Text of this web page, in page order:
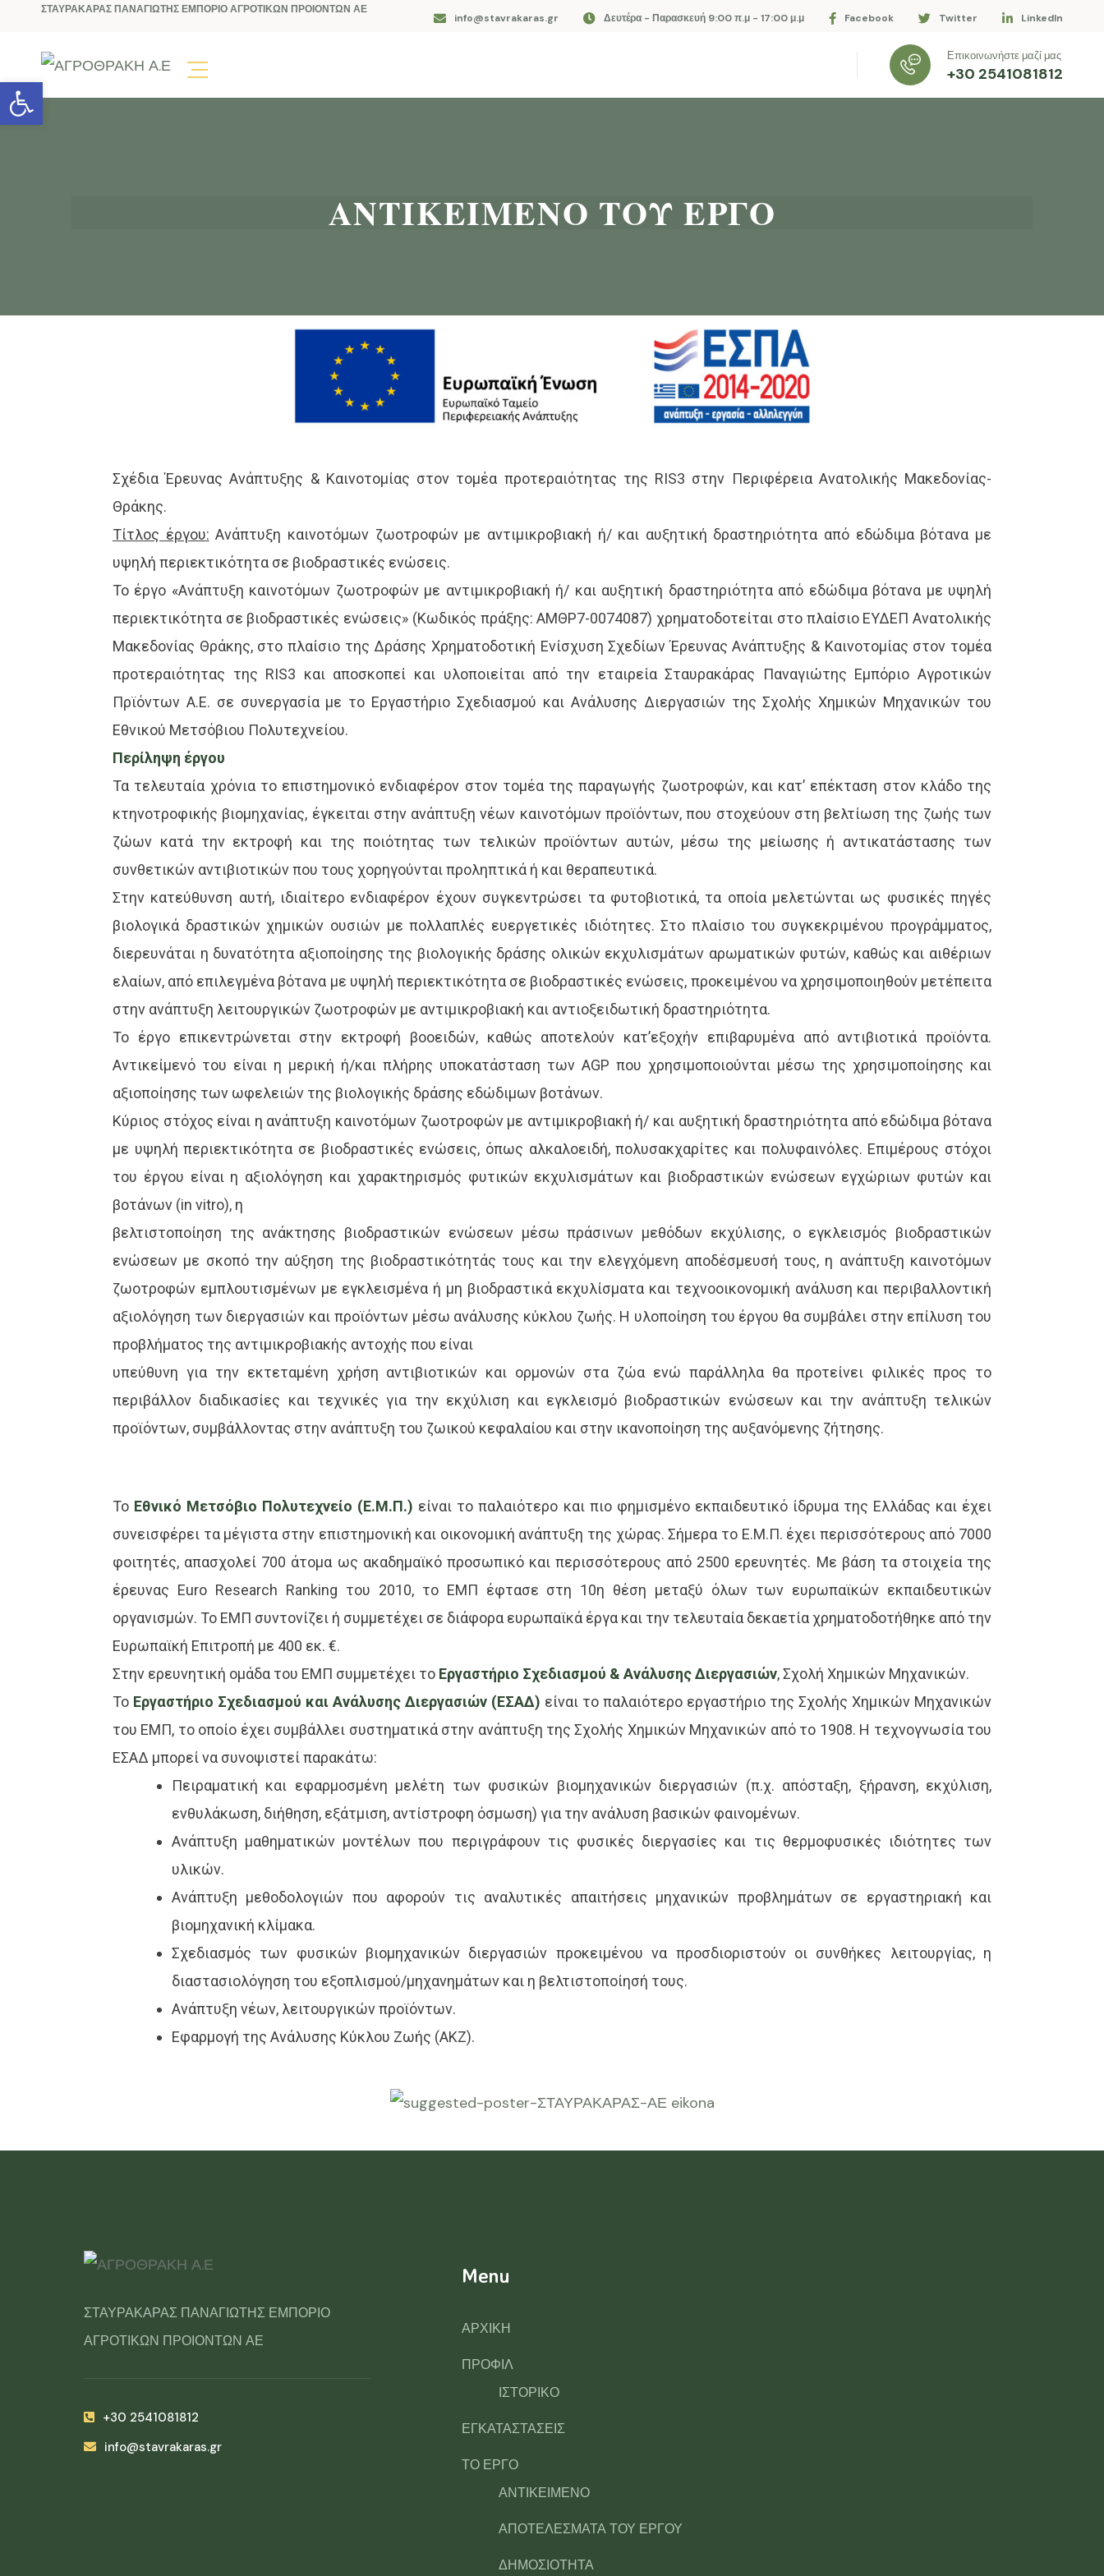
Open toolbar
ΣΤΑΥΡΑΚΑΡΑΣ ΠΑΝΑΓΙΩΤΗΣ ΕΜΠΟΡΙΟ ΑΓΡΟΤΙΚΩΝ ΠΡΟΙΟΝΤΩΝ ΑΕ
info@stavrakaras.gr Δευτέρα - Παρασκευή 9:00 π.μ - 17:00 μ.μ Facebook Twitter LinkedIn
Επικοινωνήστε μαζί μας
+30 2541081812
ΑΝΤΙΚΕΙΜΕΝΟ ΤΟΥ ΕΡΓΟ
Σχέδια Έρευνας Ανάπτυξης & Καινοτομίας στον τομέα προτεραιότητας της RIS3 στην Περιφέρεια Ανατολικής Μακεδονίας-
Θράκης.
Τίτλος έργου: Ανάπτυξη καινοτόμων ζωοτροφών με αντιμικροβιακή ή/ και αυξητική δραστηριότητα από εδώδιμα βότανα με
υψηλή περιεκτικότητα σε βιοδραστικές ενώσεις.
Το έργο «Ανάπτυξη καινοτόμων ζωοτροφών με αντιμικροβιακή ή/ και αυξητική δραστηριότητα από εδώδιμα βότανα με υψηλή
περιεκτικότητα σε βιοδραστικές ενώσεις» (Κωδικός πράξης: ΑΜΘΡ7-0074087) χρηματοδοτείται στο πλαίσιο ΕΥΔΕΠ Ανατολικής
Μακεδονίας Θράκης, στο πλαίσιο της Δράσης Χρηματοδοτική Ενίσχυση Σχεδίων Έρευνας Ανάπτυξης & Καινοτομίας στον τομέα
προτεραιότητας της RIS3 και αποσκοπεί και υλοποιείται από την εταιρεία Σταυρακάρας Παναγιώτης Εμπόριο Αγροτικών
Πρϊόντων Α.Ε. σε συνεργασία με το Εργαστήριο Σχεδιασμού και Ανάλυσης Διεργασιών της Σχολής Χημικών Μηχανικών του
Εθνικού Μετσόβιου Πολυτεχνείου.
Περίληψη έργου
Τα τελευταία χρόνια το επιστημονικό ενδιαφέρον στον τομέα της παραγωγής ζωοτροφών, και κατ’ επέκταση στον κλάδο της
κτηνοτροφικής βιομηχανίας, έγκειται στην ανάπτυξη νέων καινοτόμων προϊόντων, που στοχεύουν στη βελτίωση της ζωής των
ζώων κατά την εκτροφή και της ποιότητας των τελικών προϊόντων αυτών, μέσω της μείωσης ή αντικατάστασης των
συνθετικών αντιβιοτικών που τους χορηγούνται προληπτικά ή και θεραπευτικά.
Στην κατεύθυνση αυτή, ιδιαίτερο ενδιαφέρον έχουν συγκεντρώσει τα φυτοβιοτικά, τα οποία μελετώνται ως φυσικές πηγές
βιολογικά δραστικών χημικών ουσιών με πολλαπλές ευεργετικές ιδιότητες. Στο πλαίσιο του συγκεκριμένου προγράμματος,
διερευνάται η δυνατότητα αξιοποίησης της βιολογικής δράσης ολικών εκχυλισμάτων αρωματικών φυτών, καθώς και αιθέριων
ελαίων, από επιλεγμένα βότανα με υψηλή περιεκτικότητα σε βιοδραστικές ενώσεις, προκειμένου να χρησιμοποιηθούν μετέπειτα
στην ανάπτυξη λειτουργικών ζωοτροφών με αντιμικροβιακή και αντιοξειδωτική δραστηριότητα.
Το έργο επικεντρώνεται στην εκτροφή βοοειδών, καθώς αποτελούν κατ’εξοχήν επιβαρυμένα από αντιβιοτικά προϊόντα.
Αντικείμενό του είναι η μερική ή/και πλήρης υποκατάσταση των AGP που χρησιμοποιούνται μέσω της χρησιμοποίησης και
αξιοποίησης των ωφελειών της βιολογικής δράσης εδώδιμων βοτάνων.
Κύριος στόχος είναι η ανάπτυξη καινοτόμων ζωοτροφών με αντιμικροβιακή ή/ και αυξητική δραστηριότητα από εδώδιμα βότανα
με υψηλή περιεκτικότητα σε βιοδραστικές ενώσεις, όπως αλκαλοειδή, πολυσακχαρίτες και πολυφαινόλες. Επιμέρους στόχοι
του έργου είναι η αξιολόγηση και χαρακτηρισμός φυτικών εκχυλισμάτων και βιοδραστικών ενώσεων εγχώριων φυτών και
βοτάνων (in vitro), η
βελτιστοποίηση της ανάκτησης βιοδραστικών ενώσεων μέσω πράσινων μεθόδων εκχύλισης, ο εγκλεισμός βιοδραστικών
ενώσεων με σκοπό την αύξηση της βιοδραστικότητάς τους και την ελεγχόμενη αποδέσμευσή τους, η ανάπτυξη καινοτόμων
ζωοτροφών εμπλουτισμένων με εγκλεισμένα ή μη βιοδραστικά εκχυλίσματα και τεχνοοικονομική ανάλυση και περιβαλλοντική
αξιολόγηση των διεργασιών και προϊόντων μέσω ανάλυσης κύκλου ζωής. Η υλοποίηση του έργου θα συμβάλει στην επίλυση του
προβλήματος της αντιμικροβιακής αντοχής που είναι
υπεύθυνη για την εκτεταμένη χρήση αντιβιοτικών και ορμονών στα ζώα ενώ παράλληλα θα προτείνει φιλικές προς το
περιβάλλον διαδικασίες και τεχνικές για την εκχύλιση και εγκλεισμό βιοδραστικών ενώσεων και την ανάπτυξη τελικών
προϊόντων, συμβάλλοντας στην ανάπτυξη του ζωικού κεφαλαίου και στην ικανοποίηση της αυξανόμενης ζήτησης.
Το Εθνικό Μετσόβιο Πολυτεχνείο (Ε.Μ.Π.) είναι το παλαιότερο και πιο φημισμένο εκπαιδευτικό ίδρυμα της Ελλάδας και έχει
συνεισφέρει τα μέγιστα στην επιστημονική και οικονομική ανάπτυξη της χώρας. Σήμερα το Ε.Μ.Π. έχει περισσότερους από 7000
φοιτητές, απασχολεί 700 άτομα ως ακαδημαϊκό προσωπικό και περισσότερους από 2500 ερευνητές. Με βάση τα στοιχεία της
έρευνας Euro Research Ranking του 2010, το ΕΜΠ έφτασε στη 10η θέση μεταξύ όλων των ευρωπαϊκών εκπαιδευτικών
οργανισμών. Το ΕΜΠ συντονίζει ή συμμετέχει σε διάφορα ευρωπαϊκά έργα και την τελευταία δεκαετία χρηματοδοτήθηκε από την
Ευρωπαϊκή Επιτροπή με 400 εκ. €.
Στην ερευνητική ομάδα του ΕΜΠ συμμετέχει το Εργαστήριο Σχεδιασμού & Ανάλυσης Διεργασιών, Σχολή Χημικών Μηχανικών.
Το Εργαστήριο Σχεδιασμού και Ανάλυσης Διεργασιών (ΕΣΑΔ) είναι το παλαιότερο εργαστήριο της Σχολής Χημικών Μηχανικών
του ΕΜΠ, το οποίο έχει συμβάλλει συστηματικά στην ανάπτυξη της Σχολής Χημικών Μηχανικών από το 1908. Η τεχνογνωσία του
ΕΣΑΔ μπορεί να συνοψιστεί παρακάτω:
Πειραματική και εφαρμοσμένη μελέτη των φυσικών βιομηχανικών διεργασιών (π.χ. απόσταξη, ξήρανση, εκχύλιση,
ενθυλάκωση, διήθηση, εξάτμιση, αντίστροφη όσμωση) για την ανάλυση βασικών φαινομένων.
Ανάπτυξη μαθηματικών μοντέλων που περιγράφουν τις φυσικές διεργασίες και τις θερμοφυσικές ιδιότητες των
υλικών.
Ανάπτυξη μεθοδολογιών που αφορούν τις αναλυτικές απαιτήσεις μηχανικών προβλημάτων σε εργαστηριακή και
βιομηχανική κλίμακα.
Σχεδιασμός των φυσικών βιομηχανικών διεργασιών προκειμένου να προσδιοριστούν οι συνθήκες λειτουργίας, η
διαστασιολόγηση του εξοπλισμού/μηχανημάτων και η βελτιστοποίησή τους.
Ανάπτυξη νέων, λειτουργικών προϊόντων.
Εφαρμογή της Ανάλυσης Κύκλου Ζωής (ΑΚΖ).
ΣΤΑΥΡΑΚΑΡΑΣ ΠΑΝΑΓΙΩΤΗΣ ΕΜΠΟΡΙΟ
ΑΓΡΟΤΙΚΩΝ ΠΡΟΙΟΝΤΩΝ ΑΕ
+30 2541081812
info@stavrakaras.gr
Menu
ΑΡΧΙΚΗ
ΠΡΟΦΙΛ
ΙΣΤΟΡΙΚΟ
ΕΓΚΑΤΑΣΤΑΣΕΙΣ
ΤΟ ΕΡΓΟ
ΑΝΤΙΚΕΙΜΕΝΟ
ΑΠΟΤΕΛΕΣΜΑΤΑ ΤΟΥ ΕΡΓΟΥ
ΔΗΜΟΣΙΟΤΗΤΑ